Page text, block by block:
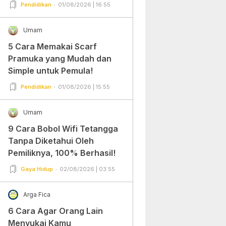
Pendidikan 01/08/2026 | 16:55
Umam
5 Cara Memakai Scarf
Pramuka yang Mudah dan
Simple untuk Pemula!
Pendidikan 01/08/2026 | 15:55
Umam
9 Cara Bobol Wifi Tetangga
Tanpa Diketahui Oleh
Pemiliknya, 100% Berhasil!
Gaya Hidup 02/08/2026 | 03:55
Arga Fica
6 Cara Agar Orang Lain
Menyukai Kamu